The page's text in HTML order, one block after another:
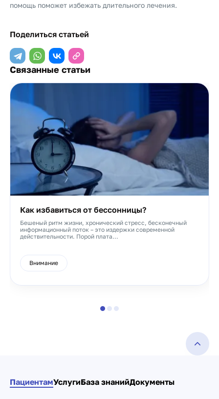
помощь поможет избежать длительного лечения.
Поделиться статьей
Связанные статьи
Как избавиться от бессонницы?
Бешеный ритм жизни, хронический стресс, бесконечный
информационный поток – это издержки современной
действительности. Порой плата...
Внимание
ПациентамУслугиБаза знанийДокументы